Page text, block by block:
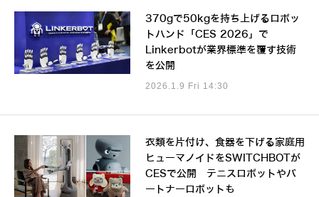
370gで50kgを持ち上げるロボッ
トハンド「CES 2026」で
Linkerbotが業界標準を覆す技術
を公開
2026.1.9 Fri 14:30
衣類を片付け、食器を下げる家庭用
ヒューマノイドをSWITCHBOTが
CESで公開 テニスロボットやパ
ートナーロボットも